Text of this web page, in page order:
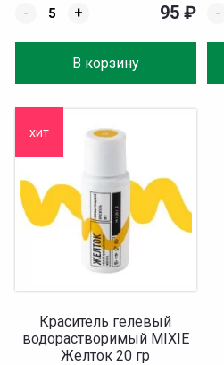
-
+
В корзину
95 ₽
-
хит
Краситель гелевый
водорастворимый MIXIE
Желток 20 гр